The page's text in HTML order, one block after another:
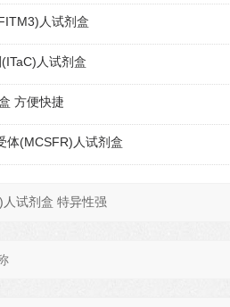
人试剂盒
人试剂盒
方便快捷
体(MCSFR)人试剂盒